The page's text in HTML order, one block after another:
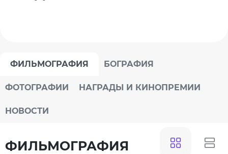
ФИЛЬМОГРАФИЯ БОГРАФИЯ
ФОТОГРАФИИ НАГРАДЫ И КИНОПРЕМИИ
НОВОСТИ
ФИЛЬМОГРАФИЯ